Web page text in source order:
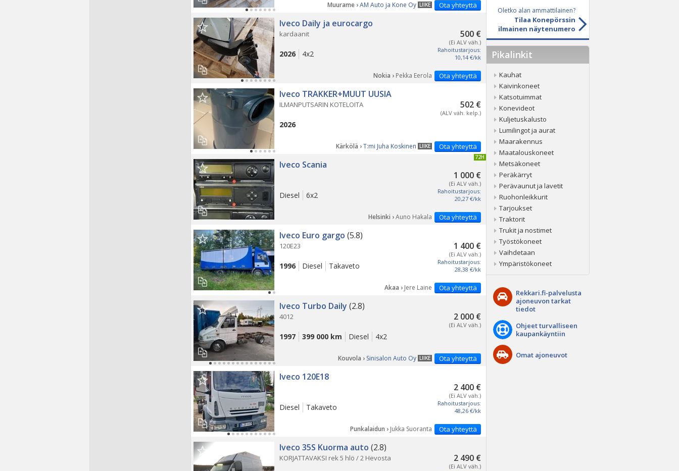
Ota yhteyttä
LIIKE
Muurame ›AM Auto ja Kone Oy
Iveco Daily ja eurocargo
500 €
(Ei ALV väh.)
Rahoitustarjous:
10,14 €/kk
kardaanit
2026 4x2
Ota yhteyttä
Nokia › Pekka Eerola
Iveco TRAKKER+MUUT UUSIA
502 €
(ALV väh. kelp.)
ILMANPUTSARIN KOTELOITA
2026
Ota yhteyttä
LIIKE
Kärkölä ›T:mi Juha Koskinen
PÄIVITETTY 72H
Iveco Scania
1 000 €
(Ei ALV väh.)
Rahoitustarjous:
20,27 €/kk
Diesel 6x2
Ota yhteyttä
Helsinki ›Auno Hakala
Iveco Euro gargo (5.8)
1 400 €
(Ei ALV väh.)
Rahoitustarjous:
28,38 €/kk
120E23
1996 Diesel Takaveto
Ota yhteyttä
Akaa › Jere Laine
Iveco Turbo Daily (2.8)
2 000 €
(Ei ALV väh.)
4012
1997 399 000 km Diesel 4x2
Ota yhteyttä
LIIKE
Kouvola › Sinisalon Auto Oy
Iveco 120E18
2 400 €
(Ei ALV väh.)
Rahoitustarjous:
48,26 €/kk
Diesel Takaveto
Ota yhteyttä
Punkalaidun › Jukka Suoranta
Iveco 35S Kuorma auto (2.8)
2 490 €
(Ei ALV väh.)
KORJATTAVAKSI rek 5 hlö / 2 Hevosta
Oletko alan ammattilainen?
Tilaa Konepörssin
ilmainen näytenumero
Pikalinkit
Kauhat
Kaivinkoneet
Katsotuimmat
Konevideot
Kuljetuskalusto
Lumilingot ja aurat
Maarakennus
Maatalouskoneet
Metsäkoneet
Peräkärryt
Perävaunut ja lavetit
Ruohonleikkurit
Tarjoukset
Traktorit
Trukit ja nostimet
Työstökoneet
Vaihdetaan
Ympäristökoneet
Rekkari.fi-palvelusta
ajoneuvon tarkat
tiedot
Ohjeet turvalliseen
kaupankäyntiin
Omat ajoneuvot